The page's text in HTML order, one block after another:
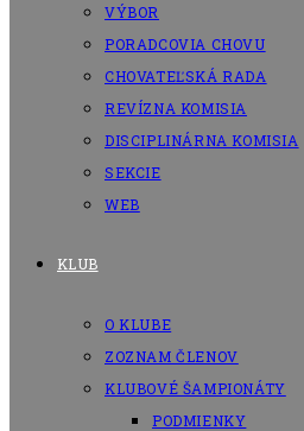
VÝBOR
PORADCOVIA CHOVU
CHOVATEĽSKÁ RADA
REVÍZNA KOMISIA
DISCIPLINÁRNA KOMISIA
SEKCIE
WEB
KLUB
O KLUBE
ZOZNAM ČLENOV
KLUBOVÉ ŠAMPIONÁTY
PODMIENKY